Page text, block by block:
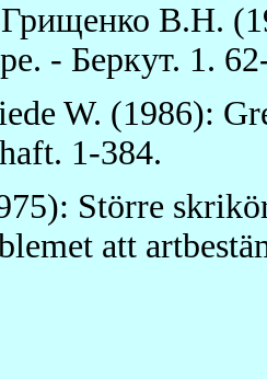
В.Н.
- Беркут. 1.
W. (1986):
1-384.
Större
att